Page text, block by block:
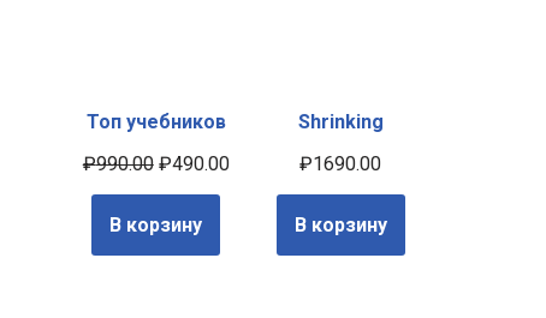
Топ учебников
₽990.00 ₽490.00
В корзину
Shrinking
₽1690.00
В корзину